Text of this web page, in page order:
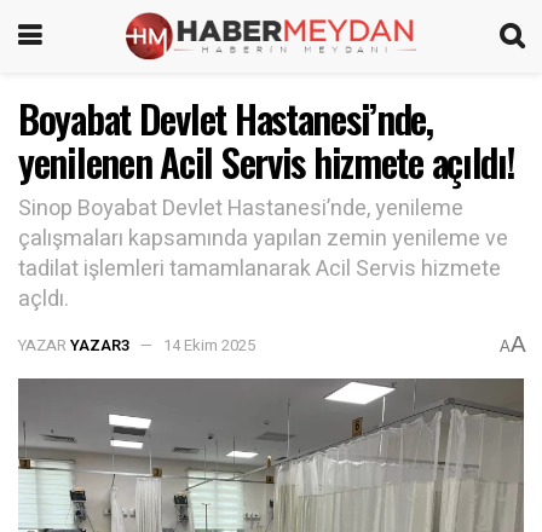
Boyabat Devlet Hastanesi’nde,
yenilenen Acil Servis hizmete açıldı!
Sinop Boyabat Devlet Hastanesi’nde, yenileme
çalışmaları kapsamında yapılan zemin yenileme ve
tadilat işlemleri tamamlanarak Acil Servis hizmete
açldı.
YAZAR YAZAR3 14 Ekim 2025 AA